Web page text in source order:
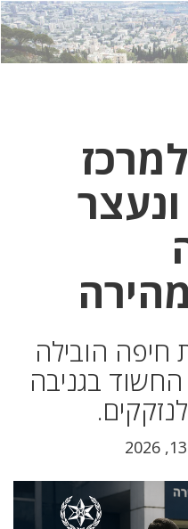
לחץ
כאן
לחץ
כדי
חיפה הובילה
בגניבה